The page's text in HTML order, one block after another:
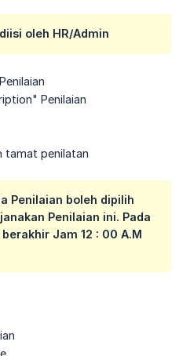
oleh HR/Admin
Penilaian
tamat penilatan
Penilaian boleh dipilih
Penilaian ini. Pada
Jam 12 : 00 A.M